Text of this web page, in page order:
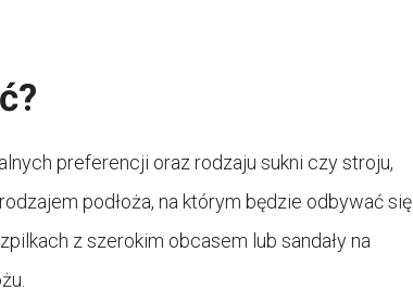
preferencji oraz rodzaju sukni czy stroju,
podłoża, na którym będzie odbywać się
z szerokim obcasem lub sandały na